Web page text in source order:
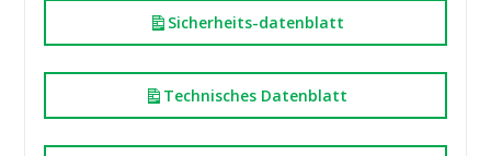
Sicherheits-datenblatt
Technisches Datenblatt